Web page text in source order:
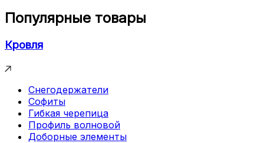
Популярные товары
Кровля
Снегодержатели
Софиты
Гибкая черепица
Профиль волновой
Доборные элементы